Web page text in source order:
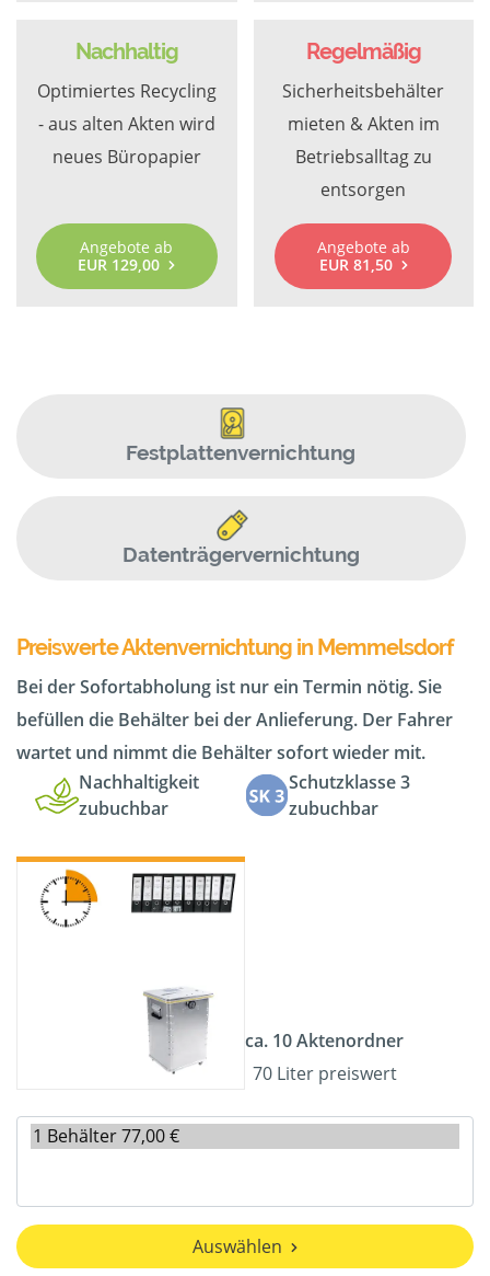
Nachhaltig
Optimiertes Recycling
- aus alten Akten wird
neues Büropapier
Angebote ab
EUR 129,00
Regelmäßig
Sicherheitsbehälter
mieten & Akten im
Betriebsalltag zu
entsorgen
Angebote ab
EUR 81,50
Festplattenvernichtung
Datenträgervernichtung
Preiswerte Aktenvernichtung in Memmelsdorf
Bei der Sofortabholung ist nur ein Termin nötig. Sie
befüllen die Behälter bei der Anlieferung. Der Fahrer
wartet und nimmt die Behälter sofort wieder mit.
Nachhaltigkeit
zubuchbar
Schutzklasse 3
zubuchbar
ca. 10 Aktenordner
70 Liter preiswert
Auswählen